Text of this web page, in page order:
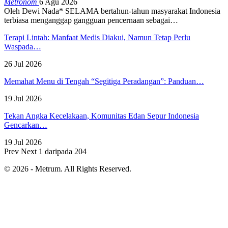
Oleh Dewi Nada* SELAMA bertahun-tahun masyarakat Indonesia
terbiasa menganggap gangguan pencernaan sebagai…
Terapi Lintah: Manfaat Medis Diakui, Namun Tetap Perlu
Waspada…
26 Jul 2026
Memahat Menu di Tengah “Segitiga Peradangan”: Panduan…
19 Jul 2026
Tekan Angka Kecelakaan, Komunitas Edan Sepur Indonesia
Gencarkan…
19 Jul 2026
Prev Next 1 daripada 204
© 2026 - Metrum. All Rights Reserved.